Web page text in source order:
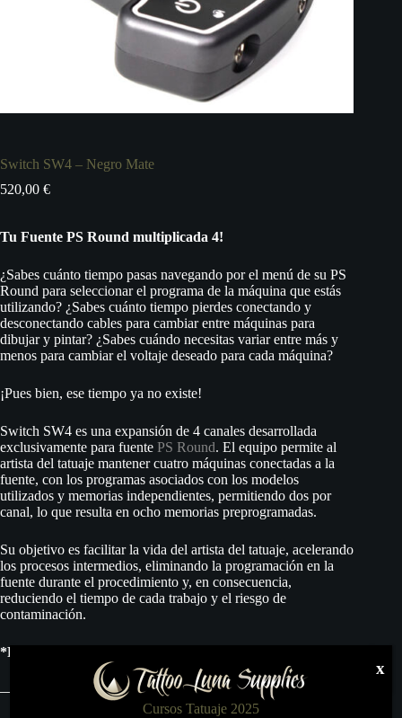
Switch SW4 – Negro Mate
520,00 €
Tu Fuente PS Round multiplicada 4!
¿Sabes cuánto tiempo pasas navegando por el menú de su PS
Round para seleccionar el programa de la máquina que estás
utilizando? ¿Sabes cuánto tiempo pierdes conectando y
desconectando cables para cambiar entre máquinas para
dibujar y pintar? ¿Sabes cuándo necesitas variar entre más y
menos para cambiar el voltaje deseado para cada máquina?
¡Pues bien, ese tiempo ya no existe!
Switch SW4 es una expansión de 4 canales desarrollada
exclusivamente para fuente PS Round. El equipo permite al
artista del tatuaje mantener cuatro máquinas conectadas a la
fuente, con los programas asociados con los modelos
utilizados y memorias independientes, permitiendo dos por
canal, lo que resulta en ocho memorias preprogramadas.
Su objetivo es facilitar la vida del artista del tatuaje, acelerando
los procesos intermedios, eliminando la programación en la
fuente durante el procedimiento y, en consecuencia,
reduciendo el tiempo de cada trabajo y el riesgo de
contaminación.
*Fuente PS Round NO incluida
Cursos Tatuaje 2025
x